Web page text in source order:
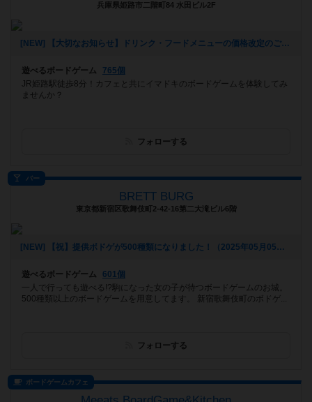
兵庫県姫路市二階町84 水田ビル2F
[NEW] 【大切なお知らせ】ドリンク・フードメニューの価格改定のご案内（2025年08月05日 16時49分）
遊べるボードゲーム
765個
JR姫路駅徒歩8分！カフェと共にイマドキのボードゲームを体験してみ
ませんか？
フォローする
バー
BRETT BURG
東京都新宿区歌舞伎町2-42-16第二大滝ビル6階
[NEW] 【祝】提供ボドゲが500種類になりました！（2025年05月05日 18時08分）
遊べるボードゲーム
601個
一人で行っても遊べる!?駒になった女の子が待つボードゲームのお城。
500種類以上のボードゲームを用意してます。 新宿歌舞伎町のボドゲ...
フォローする
ボードゲームカフェ